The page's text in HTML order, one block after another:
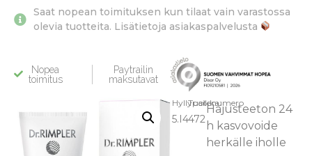
Hyllypaikka:
5.I4
Tuotenumero
472
Hajusteeton 24
h kasvovoide
herkälle iholle
Saat nopean toimituksen kun tilaat vain varastossa
olevia tuotteita. Lisätietoja asiakaspalvelusta
Nopea
toimitus
Paytrailin
maksutavat